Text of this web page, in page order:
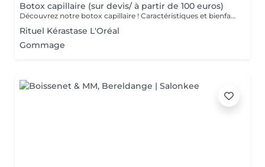
Botox capillaire (sur devis/ à partir de 100 euros)
Découvrez notre botox capillaire ! Caractéristiques et bienfaits du botox capillaire -Rajeunisseur capillaire -Nourrit la fibre en profondeur -Accélère la pousse des cheveux -Réduit la casse des cheveux -Apporte de la brillance -Apporte de la douceur -Réduit les frisottis Les prises de rendez-vous se font par appels téléphoniques, ou par messages sur Instagram ou Facebook (leeloobychris)
Rituel Kérastase L'Oréal
Gommage